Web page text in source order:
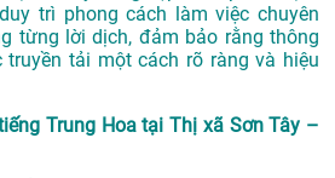
trì phong cách làm việc chuyên
từng lời dịch, đảm bảo rằng thông
tải một cách rõ ràng và hiệu
Trung Hoa tại Thị xã Sơn Tây –